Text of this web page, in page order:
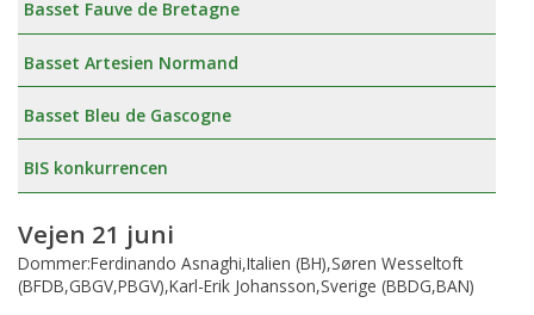
Basset Fauve de Bretagne
Basset Artesien Normand
Basset Bleu de Gascogne
BIS konkurrencen
Vejen 21 juni
Dommer:Ferdinando Asnaghi,Italien (BH),Søren Wesseltoft
(BFDB,GBGV,PBGV),Karl-Erik Johansson,Sverige (BBDG,BAN)